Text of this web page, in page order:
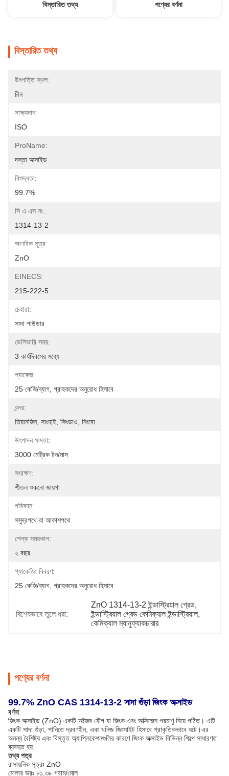
বিস্তারিত তথ্য পণ্যের বর্ণনা
বিস্তারিত তথ্য
উৎপত্তি স্থল:
চীন
সাক্ষ্যদান:
ISO
ProName:
দস্তা অক্সাইড
বিশুদ্ধতা:
99.7%
সি এ এস নং.:
1314-13-2
আণবিক সূত্র:
ZnO
EINECS:
215-222-5
চেহারা:
সাদা পাউডার
ডেলিভারি সময়:
3 কার্যদিবসের মধ্যে
প্যাকেজ:
25 কেজি/ব্যাগ, গ্রাহকদের অনুরোধ হিসাবে
বন্দর:
তিয়ানজিন, সাংহাই, কিংডাও, নিংবো
উৎপাদন ক্ষমতা:
3000 মেট্রিক টন/মাস
সংরক্ষণ:
শীতল শুকনো জায়গা
পরিবহন:
সমুদ্রপথে বা আকাশপথে
শেল্ফ সময়কাল:
২ বছর
প্যাকেজিং বিবরণ:
25 কেজি/ব্যাগ, গ্রাহকদের অনুরোধ হিসাবে
বিশেষভাবে তুলে ধরা:
ZnO 1314-13-2 ইন্ডাস্ট্রিয়াল গ্রেড,
ইন্ডাস্ট্রিয়াল গ্রেড কেমিক্যাল ইন্ডাস্ট্রিয়াল,
কেমিক্যাল ম্যানুফ্যাকচারার
পণ্যের বর্ণনা
99.7% ZnO CAS 1314-13-2 সাদা গুঁড়া জিংক অক্সাইড
বর্ণনা
জিংক অক্সাইড (ZnO) একটি অজৈব যৌগ যা জিংক এবং অক্সিজেন পরমাণু নিয়ে গঠিত। এটি
একটি সাদা গুঁড়া, পানিতে দ্রবণহীন, এবং খনিজ জিংসাইট হিসাবে প্রাকৃতিকভাবে ঘটে।এর
অনন্য বৈশিষ্ট্য এবং বিস্তৃত অ্যাপ্লিকেশনগুলির কারণে জিংক অক্সাইড বিভিন্ন শিল্পে সাধারণত
ব্যবহৃত হয়.
তথ্য পত্র
রাসায়নিক সূত্রঃ ZnO
মোলার ভরঃ ৮১.৩৮ গ্রাম/মোল